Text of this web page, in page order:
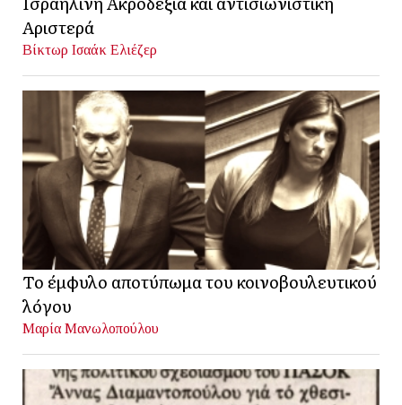
Αριστερά
Βίκτωρ Ισαάκ Ελιέζερ
Το έμφυλο αποτύπωμα του κοινοβουλευτικού
λόγου
Μαρία Μανωλοπούλου